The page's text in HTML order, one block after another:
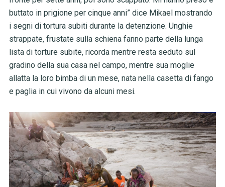
buttato in prigione per cinque anni” dice Mikael mostrando
i segni di tortura subiti durante la detenzione. Unghie
strappate, frustate sulla schiena fanno parte della lunga
lista di torture subite, ricorda mentre resta seduto sul
gradino della sua casa nel campo, mentre sua moglie
allatta la loro bimba di un mese, nata nella casetta di fango
e paglia in cui vivono da alcuni mesi.